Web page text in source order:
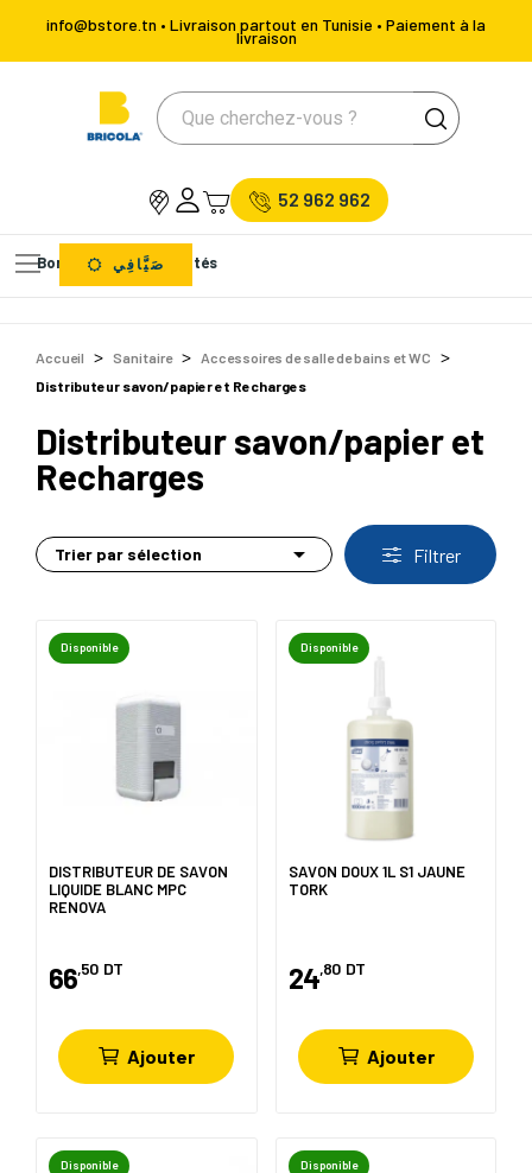
info@bstore.tn • Livraison partout en Tunisie • Paiement à la
livraison
52 962 962
Bons Plans Nouveautés
صَيَّافِي
Accueil Sanitaire
Accessoires de salle de bains et WC
Distributeur savon/papier et Recharges
Distributeur savon/papier et
Recharges
Trier par sélection  Filtrer
Disponible
DISTRIBUTEUR DE SAVON
LIQUIDE BLANC MPC
RENOVA
66,50 DT
Ajouter
Disponible
SAVON DOUX 1L S1 JAUNE
TORK
24,80 DT
Ajouter
Disponible Disponible